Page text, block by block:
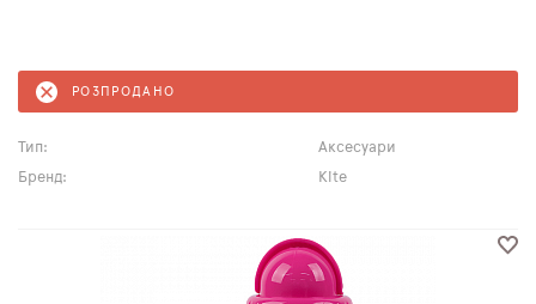
РОЗПРОДАНО
Тип:
Аксесуари
Бренд:
Kite